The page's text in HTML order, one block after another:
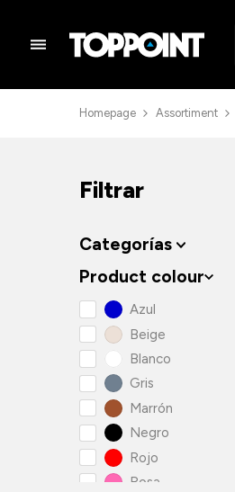
Homepage Assortiment
Filtrar
Categorías
Product colour
Azul
Beige
Blanco
Gris
Marrón
Negro
Rojo
Rosa